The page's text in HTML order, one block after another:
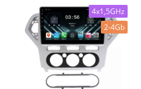
4x1,5GHz
2-4Gb